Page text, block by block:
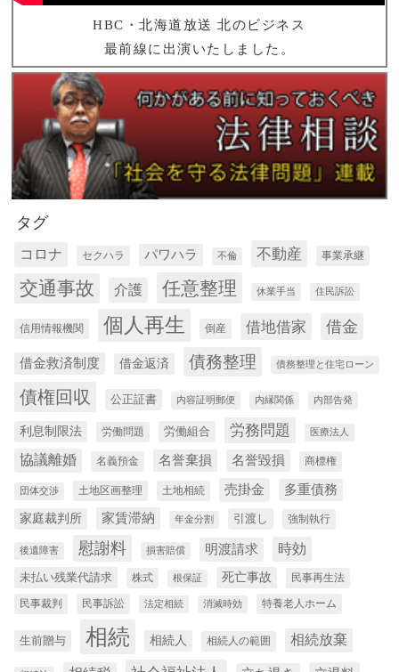
HBC・北海道放送 北のビジネス
最前線に出演いたしました。
タグ
コロナ セクハラ パワハラ 不倫 不動産 事業承継
交通事故 介護 任意整理 休業手当 住民訴訟
信用情報機関 個人再生 倒産 借地借家 借金
借金救済制度 借金返済 債務整理 債務整理と住宅ローン
債権回収 公正証書 内容証明郵便 内縁関係 内部告発
利息制限法 労働問題 労働組合 労務問題 医療法人
協議離婚 名義預金 名誉棄損 名誉毀損 商標権
団体交渉 土地区画整理 土地相続 売掛金 多重債務
家庭裁判所 家賃滞納 年金分割 引渡し 強制執行
後遺障害 慰謝料 損害賠償 明渡請求 時効
未払い残業代請求 株式 根保証 死亡事故 民事再生法
民事裁判 民事訴訟 法定相続 消滅時効 特養老人ホーム
生前贈与 相続 相続人 相続人の範囲 相続放棄